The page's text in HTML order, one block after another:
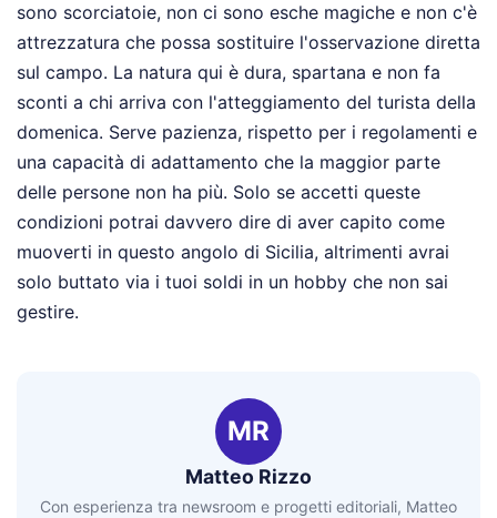
sono scorciatoie, non ci sono esche magiche e non c'è
attrezzatura che possa sostituire l'osservazione diretta
sul campo. La natura qui è dura, spartana e non fa
sconti a chi arriva con l'atteggiamento del turista della
domenica. Serve pazienza, rispetto per i regolamenti e
una capacità di adattamento che la maggior parte
delle persone non ha più. Solo se accetti queste
condizioni potrai davvero dire di aver capito come
muoverti in questo angolo di Sicilia, altrimenti avrai
solo buttato via i tuoi soldi in un hobby che non sai
gestire.
MR
Matteo Rizzo
Con esperienza tra newsroom e progetti editoriali, Matteo